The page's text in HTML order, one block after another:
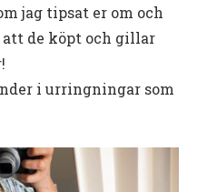
jag tipsat er om och
att de köpt och gillar
i urringningar som